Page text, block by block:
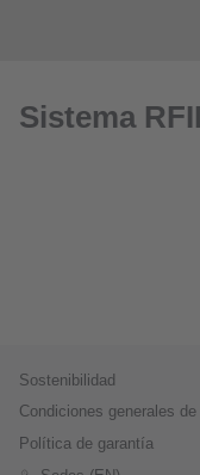
Sistema
Sostenibilidad
Condiciones generales
Política de garantía